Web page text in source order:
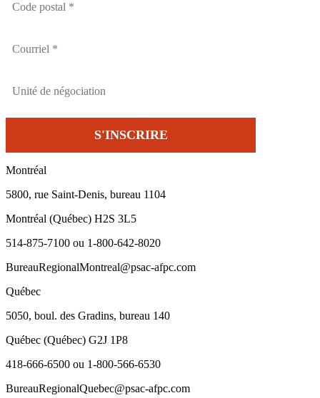
Montréal
5800, rue Saint-Denis, bureau 1104
Montréal (Québec) H2S 3L5
514-875-7100 ou 1-800-642-8020
BureauRegionalMontreal@psac-afpc.com
Québec
5050, boul. des Gradins, bureau 140
Québec (Québec) G2J 1P8
418-666-6500 ou 1-800-566-6530
BureauRegionalQuebec@psac-afpc.com